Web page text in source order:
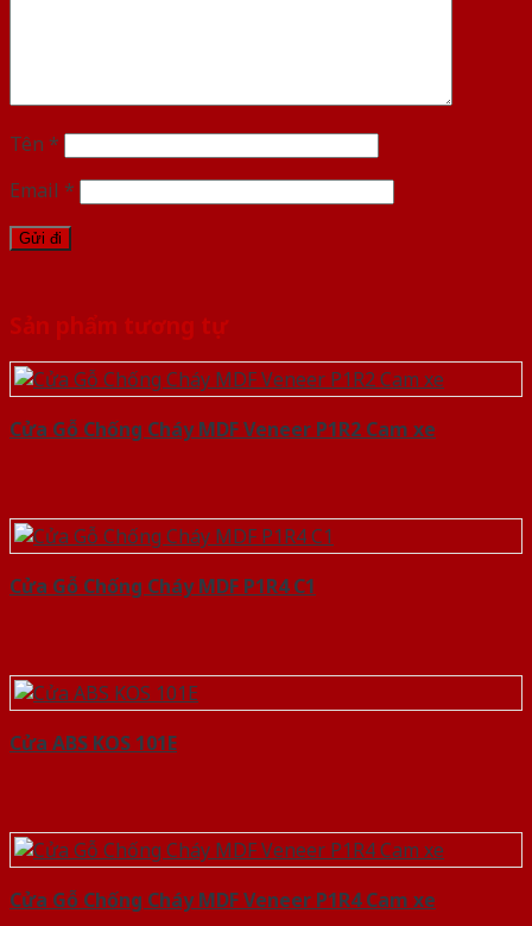
Tên *
Email *
Sản phẩm tương tự
Cửa Gỗ Chống Cháy MDF Veneer P1R2 Cam xe
Cửa Gỗ Chống Cháy MDF P1R4 C1
Cửa ABS KOS 101E
Cửa Gỗ Chống Cháy MDF Veneer P1R4 Cam xe